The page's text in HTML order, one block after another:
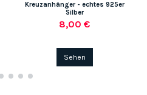
Kreuzanhänger - echtes 925er
Silber
8,00 €
Sehen